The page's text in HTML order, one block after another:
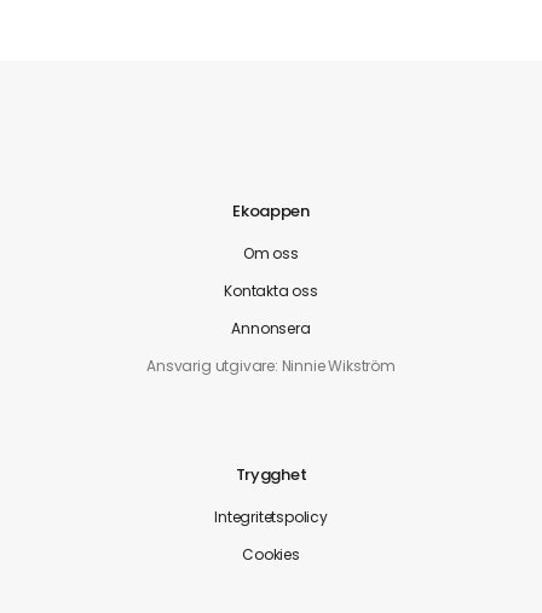
Ekoappen
Om oss
Kontakta oss
Annonsera
Ansvarig utgivare: Ninnie Wikström
Trygghet
Integritetspolicy
Cookies